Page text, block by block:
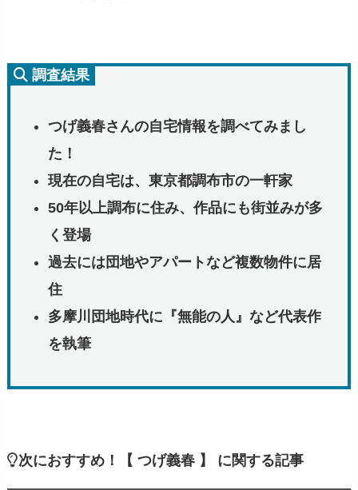
調査結果
つげ義春さんの自宅情報を調べてみまし
た！
現在の自宅は、東京都調布市の一軒家
50年以上調布に住み、作品にも街並みが多
く登場
過去には団地やアパートなど複数物件に居
住
多摩川団地時代に『無能の人』など代表作
を執筆
次におすすめ！【 つげ義春 】 に関する記事